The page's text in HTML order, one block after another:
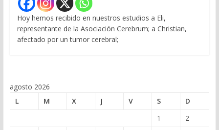
Hoy hemos recibido en nuestros estudios a Eli,
representante de la Asociación Cerebrum; a Christian,
afectado por un tumor cerebral;
agosto 2026
L
M X J V S
D
1
2